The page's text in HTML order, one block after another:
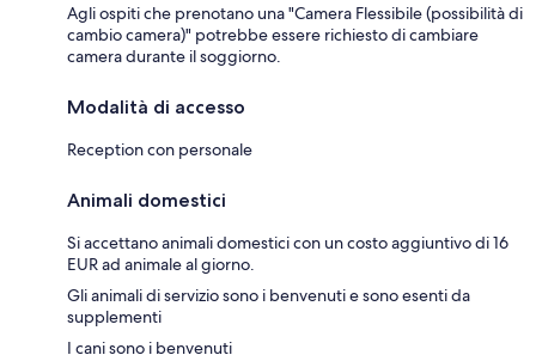
Agli ospiti che prenotano una "Camera Flessibile (possibilità di
cambio camera)" potrebbe essere richiesto di cambiare
camera durante il soggiorno.
Modalità di accesso
Reception con personale
Animali domestici
Si accettano animali domestici con un costo aggiuntivo di 16
EUR ad animale al giorno.
Gli animali di servizio sono i benvenuti e sono esenti da
supplementi
I cani sono i benvenuti